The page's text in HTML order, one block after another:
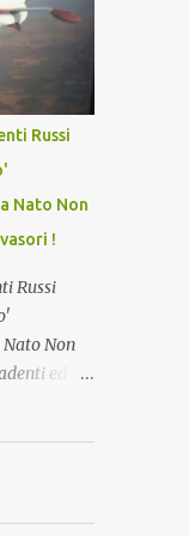
a suo
l' Amaro
ma
per NON
Russi
Nato Non
!
Russi
Non
ed
spazio